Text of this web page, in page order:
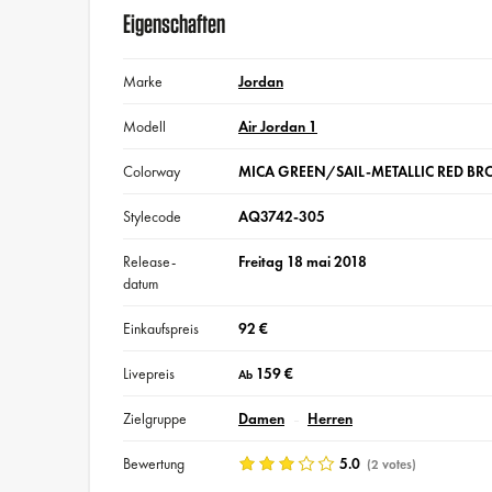
Eigenschaften
Marke Jordan
Modell Air Jordan 1
Colorway MICA GREEN/SAIL-METALLIC RED
Stylecode AQ3742-305
Release-
datum
Freitag 18 mai 2018
Einkaufspreis 92 €
Livepreis Ab159 €
Zielgruppe Damen Herren
Bewertung 5.0 (2 votes)